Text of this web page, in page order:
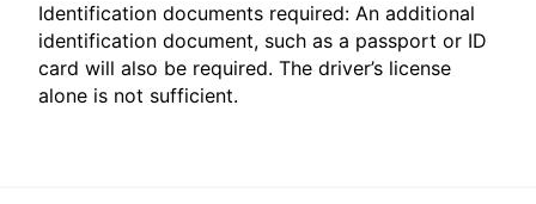
Identification documents required: An additional
identification document, such as a passport or ID
card will also be required. The driver’s license
alone is not sufficient.